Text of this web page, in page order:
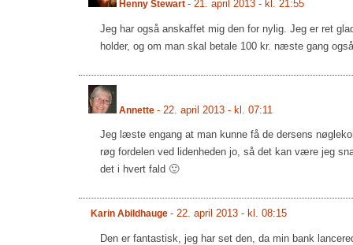
Henny Stewart - 21. april 2013 - kl. 21:55
Jeg har også anskaffet mig den for nylig. Jeg er ret
holder, og om man skal betale 100 kr. næste gang
Annette - 22. april 2013 - kl. 07:11
Jeg læste engang at man kunne få de dersens
røg fordelen ved lidenheden jo, så det kan være jeg
det i hvert fald 🙂
Karin Abildhauge - 22. april 2013 - kl. 08:15
Den er fantastisk, jeg har set den, da min bank